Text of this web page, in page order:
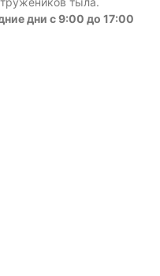
дни с 9:00 до 17:00